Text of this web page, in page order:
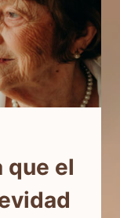
que el